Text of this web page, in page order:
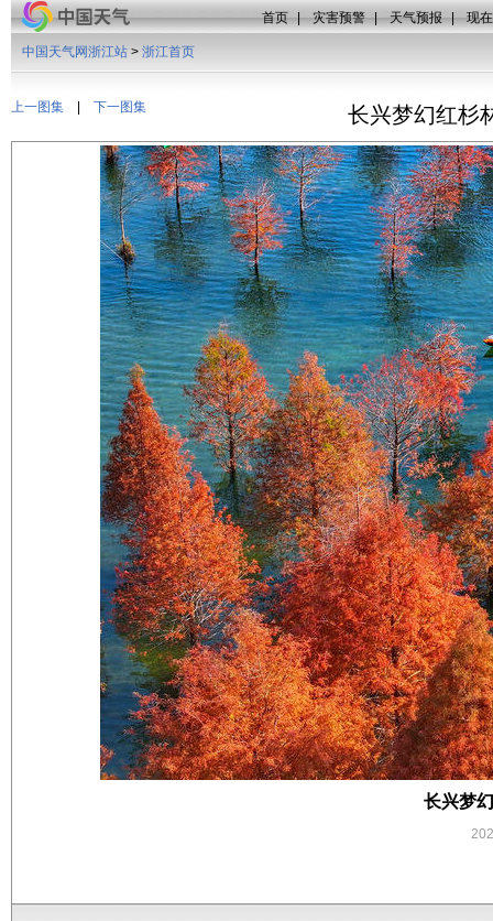
首页 | 灾害预警 | 天气预报 | 现
上一图集 下一图集
中国天气网浙江站 > 浙江首页
长兴梦幻红杉
长兴梦